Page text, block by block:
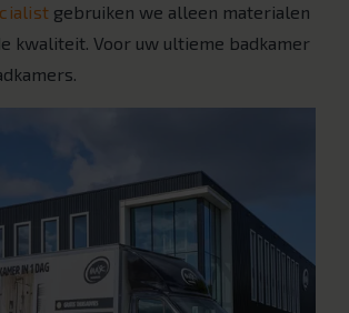
gebruiken we alleen materialen
kwaliteit. Voor uw ultieme badkamer